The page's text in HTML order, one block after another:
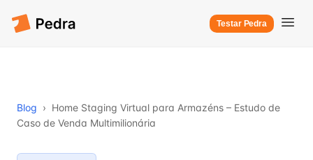
Testar Pedra
Blog › Home Staging Virtual para Armazéns – Estudo de
Caso de Venda Multimilionária